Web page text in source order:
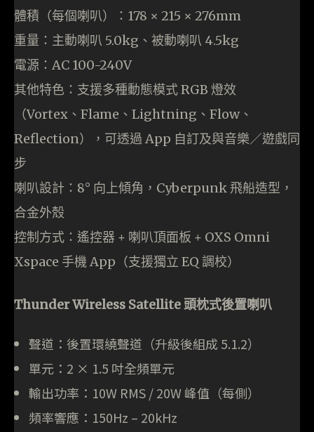
體積（每個喇叭）：178 × 215 × 276mm
重量：主動喇叭 5.0kg、被動喇叭 4.5kg
電源：AC 100-240V
其他特色：支援多種動態模式 RGB 燈效
（Vortex、Flame、Lightning、Flow、
Reflection），可透過 App 自訂及與音樂／遊戲同
步
喇叭設計：8° 向上傾角，Cyberpunk 飛船造型，
合金外殼
控制方式：遙控器 + 喇叭頂面板 + OXS Omni
Xspace 手機 App（支援獨立 EQ 調校）
Thunder Wireless Satellite 頭枕式後置喇叭
聲道：後置環繞聲道（升級後組成 5.1.2）
單元：2 × 1.5 吋全頻單元
輸出功率：10W RMS / 20W 峰值（每側）
頻率響應：150Hz – 20kHz